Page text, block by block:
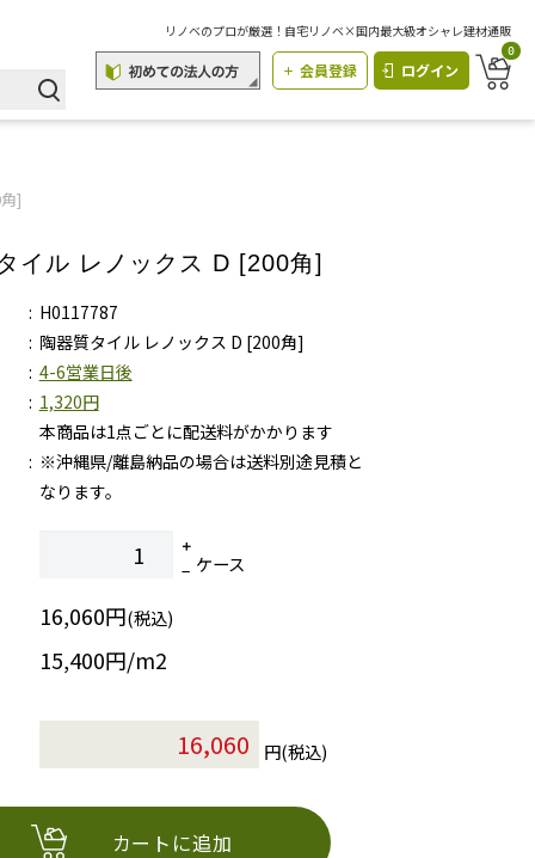
リノベのプロが厳選！自宅リノベ×国内最大級オシャレ建材通販
会員登録 ログイン
0
]
イル レノックス D [200角]
H0117787
陶器質タイル レノックス D [200角]
4-6営業日後
1,320円
本商品は1点ごとに配送料がかかります
※沖縄県/離島納品の場合は送料別途見積と
なります。
ケース
16,060円(税込)
15,400円/m2
円(税込)
カートに追加